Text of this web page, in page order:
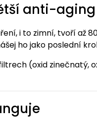
anti-
i to zimní, tvoří až
ho jako poslední
(oxid zinečnatý,